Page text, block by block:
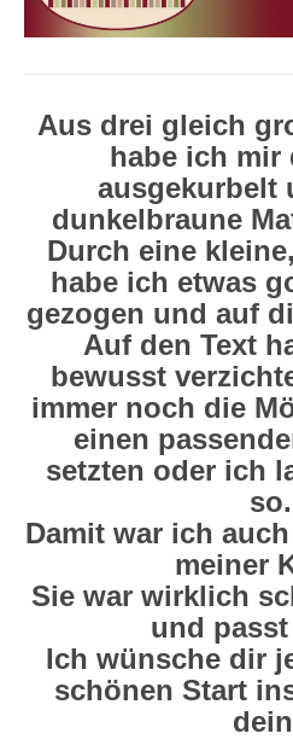
Aus drei gleich
habe ich mir
ausgekurbelt
dunkelbraune
Durch eine
habe ich etwas
gezogen und auf
Auf den Text
bewusst
immer noch die
einen
setzten oder ich
so.
Damit war ich
meiner
Sie war wirklich
und passt
Ich wünsche dir
schönen Start